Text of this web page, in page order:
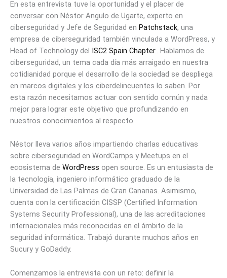
ce
b
o
o
k
ke
dI
n
ail es
ky
e
a
d
s
m
p
ar
tir
En esta entrevista tuve la oportunidad y el placer de
conversar con Néstor Angulo de Ugarte, experto en
ciberseguridad y Jefe de Seguridad en Patchstack, una
empresa de ciberseguridad también vinculada a WordPress, y
Head of Technology del ISC2 Spain Chapter.. Hablamos de
ciberseguridad, un tema cada día más arraigado en nuestra
cotidianidad porque el desarrollo de la sociedad se despliega
en marcos digitales y los ciberdelincuentes lo saben. Por
esta razón necesitamos actuar con sentido común y nada
mejor para lograr este objetivo que profundizando en
nuestros conocimientos al respecto.
Néstor lleva varios años impartiendo charlas educativas
sobre ciberseguridad en WordCamps y Meetups en el
ecosistema de WordPress open source. Es un entusiasta de
la tecnología, ingeniero informático graduado de la
Universidad de Las Palmas de Gran Canarias. Asimismo,
cuenta con la certificación CISSP (Certified Information
Systems Security Professional), una de las acreditaciones
internacionales más reconocidas en el ámbito de la
seguridad informática. Trabajó durante muchos años en
Sucury y GoDaddy.
Comenzamos la entrevista con un reto: definir la